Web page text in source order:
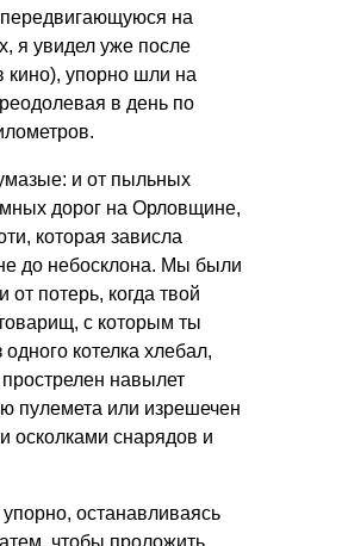
передвигающуюся на
я увидел уже после
кино), упорно шли на
в день по
и от пыльных
дорог на Орловщине,
которая зависла
до небосклона. Мы были
от потерь, когда твой
с которым ты
одного котелка хлебал,
навылет
пулемета или изрешечен
осколками снарядов и
останавливаясь
чтобы проложить